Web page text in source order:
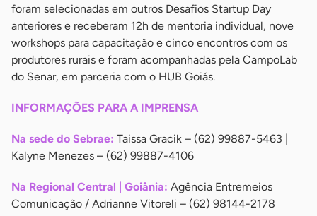
foram selecionadas em outros Desafios Startup Day
anteriores e receberam 12h de mentoria individual, nove
workshops para capacitação e cinco encontros com os
produtores rurais e foram acompanhadas pela CampoLab
do Senar, em parceria com o HUB Goiás.
INFORMAÇÕES PARA A IMPRENSA
Na sede do Sebrae: Taissa Gracik – (62) 99887-5463 |
Kalyne Menezes – (62) 99887-4106
Na Regional Central | Goiânia: Agência Entremeios
Comunicação / Adrianne Vitoreli – (62) 98144-2178